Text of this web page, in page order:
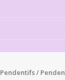
Pendentifs/